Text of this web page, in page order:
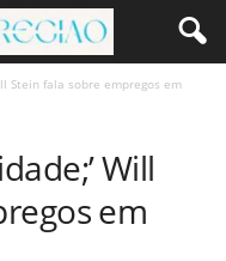
Stein fala sobre empregos em
Will
em